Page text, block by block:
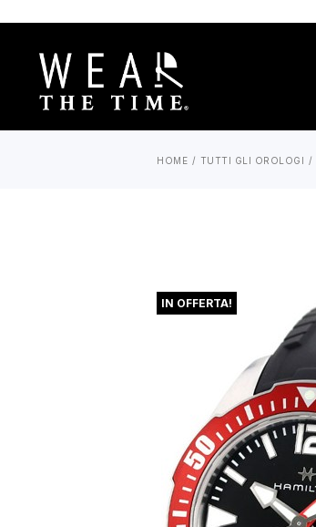
HOME TUTTI GLI OROLOGI
IN OFFERTA!